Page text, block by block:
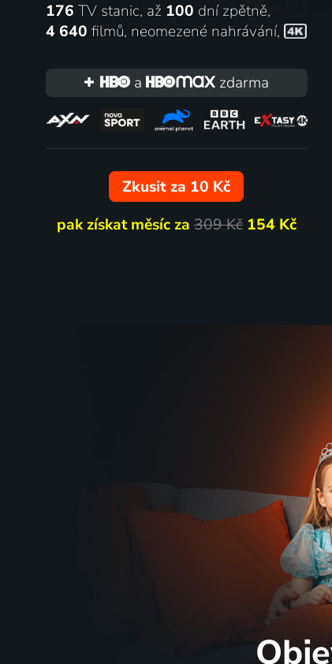
176 TV stanic, až 100 dní zpětně,
4 640 filmů, neomezené nahrávání,
a zdarma
Zkusit za 10 Kč
pak získat měsíc za309 Kč 154 Kč